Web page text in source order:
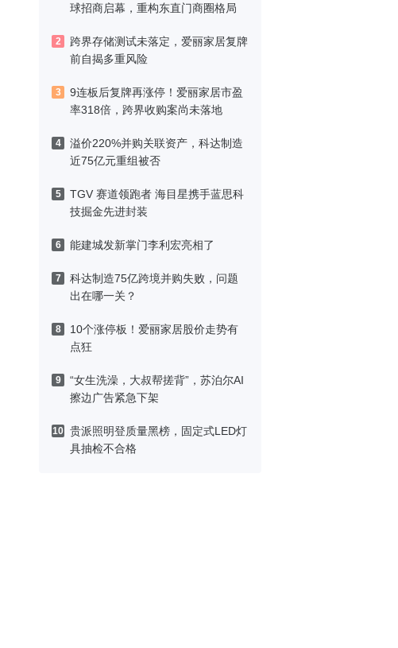
球招商启幕，重构东直门商圈格局
2
跨界存储测试未落定，爱丽家居复牌
前自揭多重风险
3
9连板后复牌再涨停！爱丽家居市盈
率318倍，跨界收购案尚未落地
4
溢价220%并购关联资产，科达制造
近75亿元重组被否
5
TGV 赛道领跑者 海目星携手蓝思科
技掘金先进封装
6 能建城发新掌门李利宏亮相了
7
科达制造75亿跨境并购失败，问题
出在哪一关？
8
10个涨停板！爱丽家居股价走势有
点狂
9
“女生洗澡，大叔帮搓背”，苏泊尔AI
擦边广告紧急下架
10 贵派照明登质量黑榜，固定式LED灯
具抽检不合格